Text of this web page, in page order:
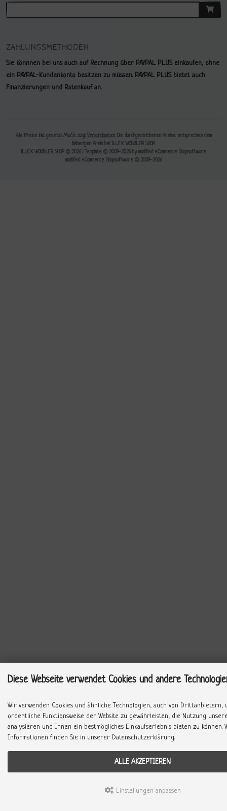
ZAHLUNGSMETHODEN
Sie könnnen bei uns auch auf Rechnung über PAYPAL PLUS einkaufen, ohne
ein PAYPAL-Kundenkonto besitzen zu müssen. PAYPAL PLUS bietet auch
Finanzierungen und Ratenkauf an.
Alle Preise inkl. gesetzl. MwSt. zzgl. Versandkosten. Die durchgestrichenen Preise entsprechen dem
bisherigen Preis bei ILLEX WOBBLER SHOP.
ILLEX WOBBLER SHOP © 2026 | Template © 2009-2026 by modified eCommerce Shopsoftware
mod ified eCommerce Shopsoftware © 2009-2026
Diese Webseite verwendet Cookies und andere
Wir verwenden Cookies und ähnliche Technologien, auch von Drittanbietern,
ordentliche Funktionsweise der Website zu gewährleisten, die Nutzung
analysieren und Ihnen ein bestmögliches Einkaufserlebnis bieten zu können.
Informationen finden Sie in unserer Datenschutzerklärung.
ALLE AKZEPTIEREN
Einstellungen anpassen